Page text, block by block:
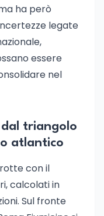
ha però
legate
essere
nel
triangolo
atlantico
con il
calcolati in
Sul fronte